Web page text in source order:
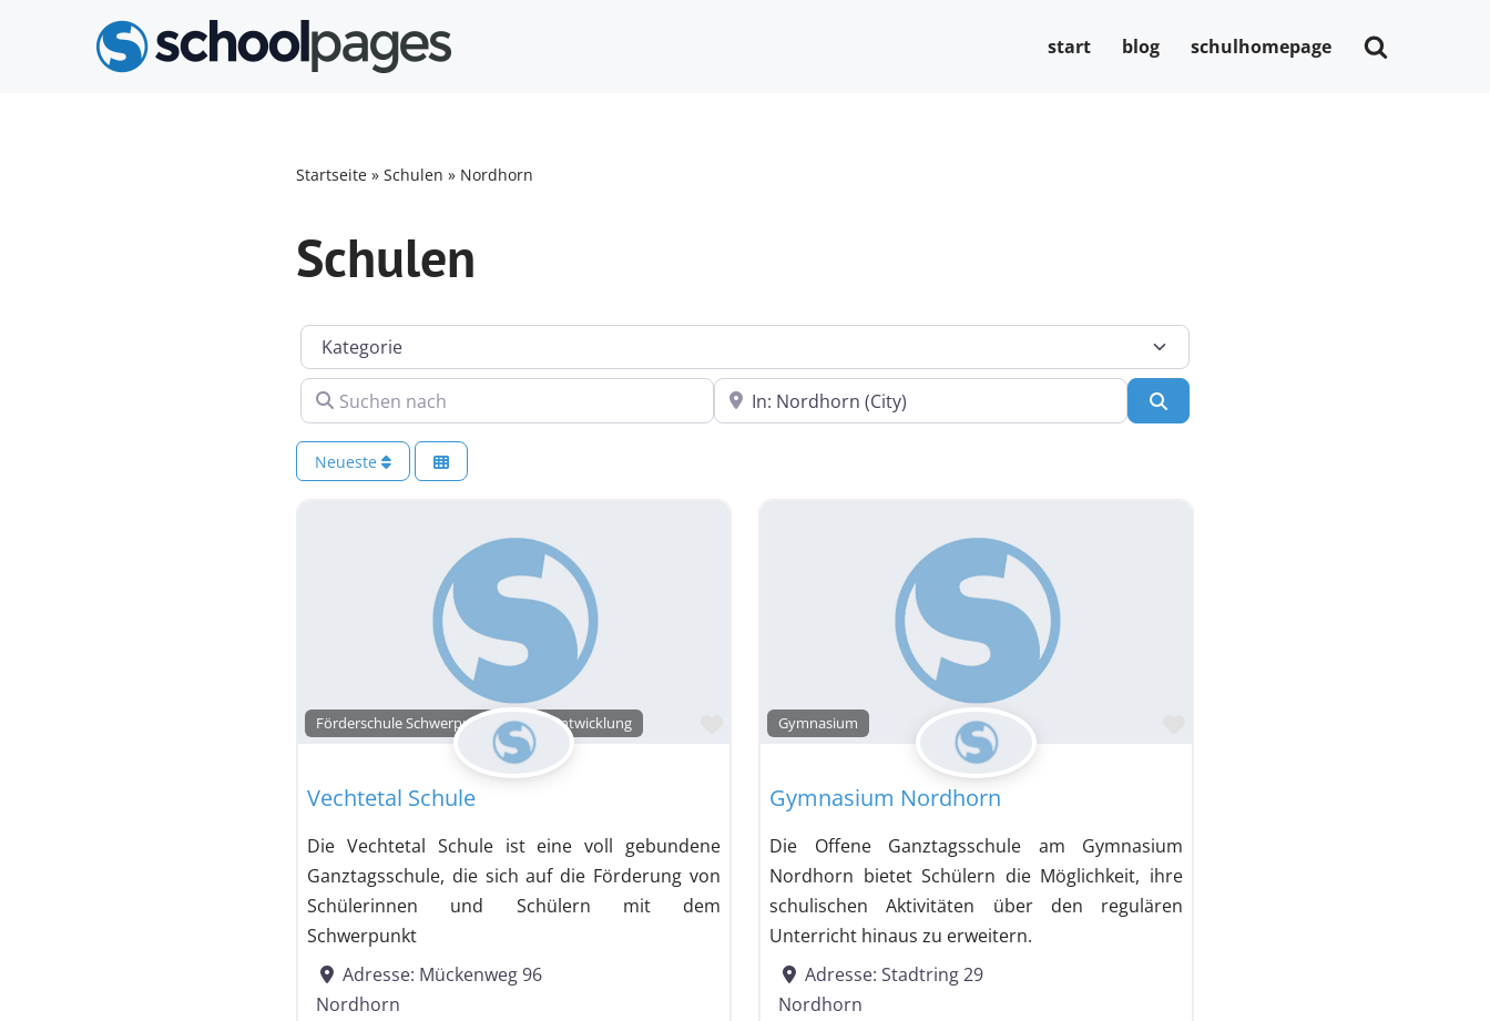
start blog schulhomepage
Startseite » Schulen » Nordhorn
Schulen
Kategorie
Suchen nach In der Nähe
Neueste
Förderschule Schwerpunkt Geistige Entwicklung Favorit
Vechtetal Schule
Die Vechtetal Schule ist eine voll gebundene
Ganztagsschule, die sich auf die Förderung von
Schülerinnen und Schülern mit dem
Schwerpunkt
Adresse: Mückenweg 96
Nordhorn
Gymnasium
Gymnasium Nordhorn
Die Offene Ganztagsschule am Gymnasium
Nordhorn bietet Schülern die Möglichkeit, ihre
schulischen Aktivitäten über den regulären
Unterricht hinaus zu erweitern.
Adresse: Stadtring 29
Nordhorn